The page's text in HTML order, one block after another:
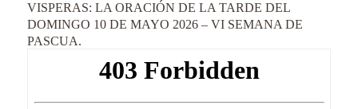
VISPERAS: LA ORACIÓN DE LA TARDE DEL
DOMINGO 10 DE MAYO 2026 – VI SEMANA DE
PASCUA.